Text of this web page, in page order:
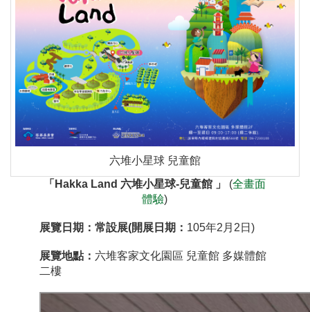
六堆小星球 兒童館
「Hakka Land 六堆小星球-兒童館 」
(全畫面
體驗)
展覽日期：常設展(開展日期： 105年2月2日)
展覽地點： 六堆客家文化園區 兒童館 多媒體館
二樓